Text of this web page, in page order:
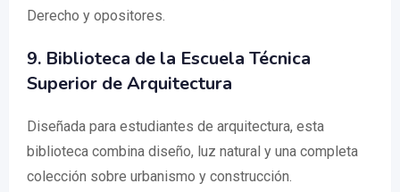
Derecho y opositores.
9. Biblioteca de la Escuela Técnica
Superior de Arquitectura
Diseñada para estudiantes de arquitectura, esta
biblioteca combina diseño, luz natural y una completa
colección sobre urbanismo y construcción.